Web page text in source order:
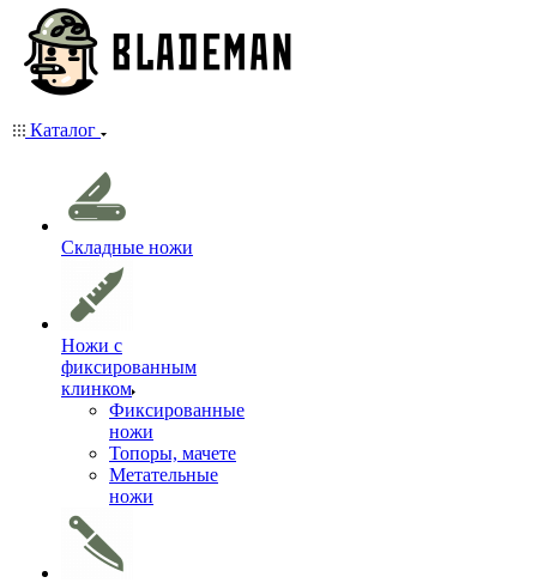
Каталог
Складные ножи
Ножи с
фиксированным
клинком
Фиксированные
ножи
Топоры, мачете
Метательные
ножи